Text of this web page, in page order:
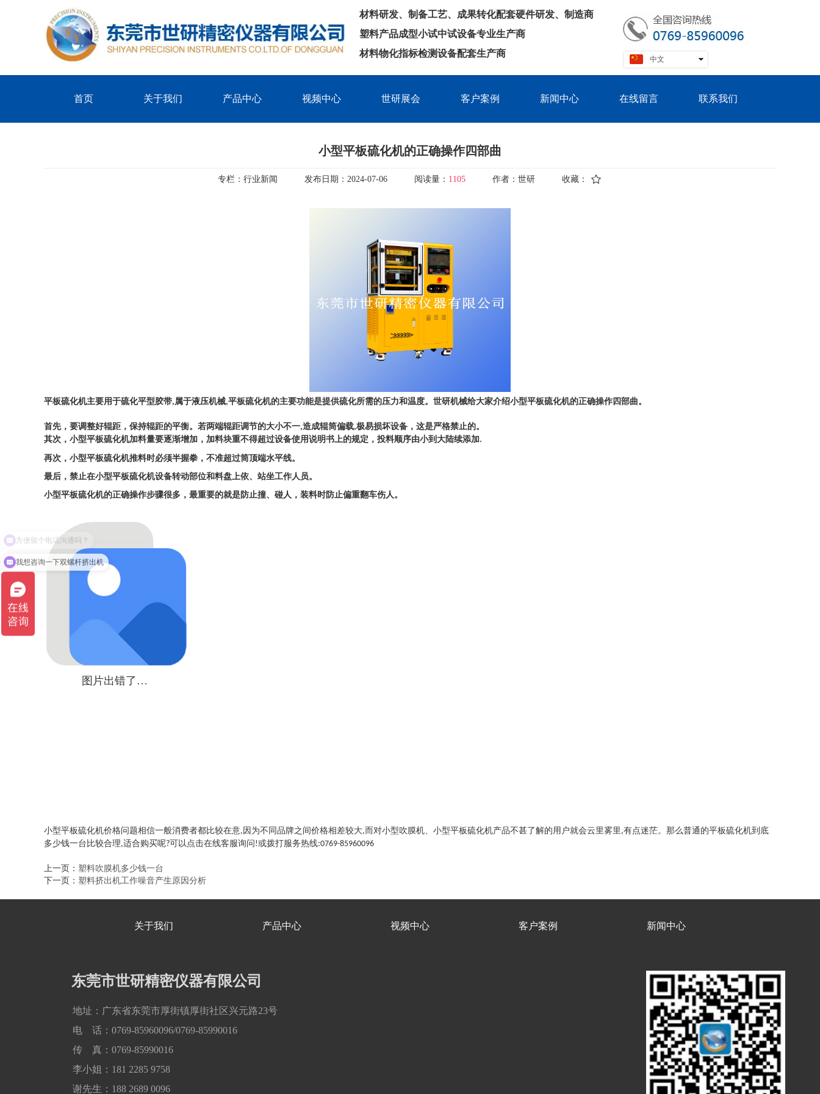
材料研发、制备工艺、成果转化配套硬件研发、制造商
塑料产品成型小试中试设备专业生产商
材料物化指标检测设备配套生产商
中文
English
首页 关于我们 产品中心 视频中心 世研展会 客户案例 新闻中心 在线留言 联系我们
小型平板硫化机的正确操作四部曲
专栏： 行业新闻 发布日期： 2024-07-06 阅读量： 1105 作者： 世研 收藏：
平板硫化机主要用于硫化平型胶带,属于液压机械,平板硫化机的主要功能是提供硫化所需的压力和温度。世研机械给大家介绍小型平板硫化机的正确操作四部曲。
首先，要调整好辊距，保持辊距的平衡。若两端辊距调节的大小不一,造成辊筒偏载,极易损坏设备，这是严格禁止的。
其次，小型平板硫化机加料量要逐渐增加，加料块重不得超过设备使用说明书上的规定，投料顺序由小到大陆续添加.
再次，小型平板硫化机推料时必须半握拳，不准超过筒顶端水平线。
最后，禁止在小型平板硫化机设备转动部位和料盘上依、站坐工作人员。
小型平板硫化机的正确操作步骤很多，最重要的就是防止撞、碰人，装料时防止偏重翻车伤人。
小型平板硫化机价格问题相信一般消费者都比较在意, 因为不同品牌之间价格相差较大,而对小型吹膜机、小型平板硫化机产品不甚了解的用户就会云里雾里 ,有点迷茫。那么普通的平板硫化机到底
多少钱一台比较合理,适合购买呢?可以点击在线客服询问 !或拨打服务热线:0769-85960096
上一页： 塑料吹膜机多少钱一台
下一页： 塑料挤出机工作噪音产生原因分析
地址：广东省东莞市厚街镇厚街社区兴元路23号
电 话：0769-85960096/0769-85990016
传 真：0769-85990016
李小姐：181 2285 9758
谢先生：188 2689 0096
东莞市世研精密仪器有限公司
关于我们 产品中心 视频中心 客户案例 新闻中心
我想咨询一下双螺杆挤出机
方便留个电话沟通吗？